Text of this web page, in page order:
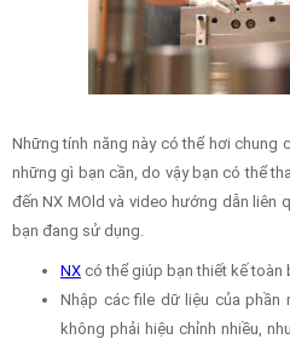
Những tính năng này có thể hơi chung
những gì bạn cần, do vậy bạn có thể
đến NX MOld và video hướng dẫn liên
bạn đang sử dụng.
NX có thể giúp bạn thiết kế toàn
Nhập các file dữ liệu của phần
không phải hiệu chỉnh nhiều,